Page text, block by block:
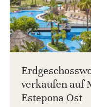
verkaufen auf
Estepona Ost